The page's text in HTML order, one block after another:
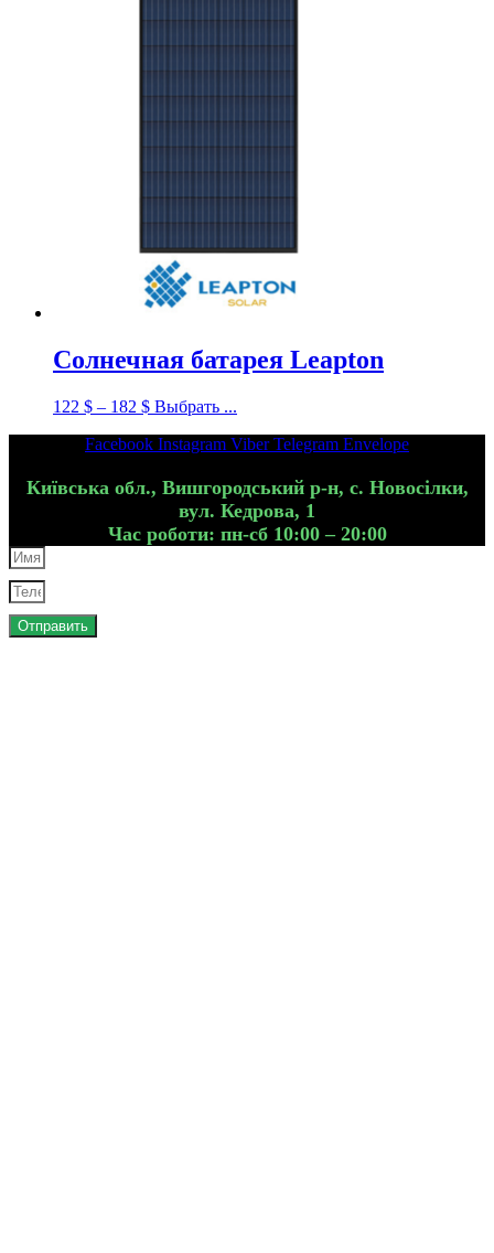
Солнечная батарея Leapton
122 $ – 182 $ Выбрать ...
Facebook Instagram Viber Telegram Envelope
Київська обл., Вишгородський р-н, с. Новосілки,
вул. Кедрова, 1
Час роботи: пн-сб 10:00 – 20:00
Отправить